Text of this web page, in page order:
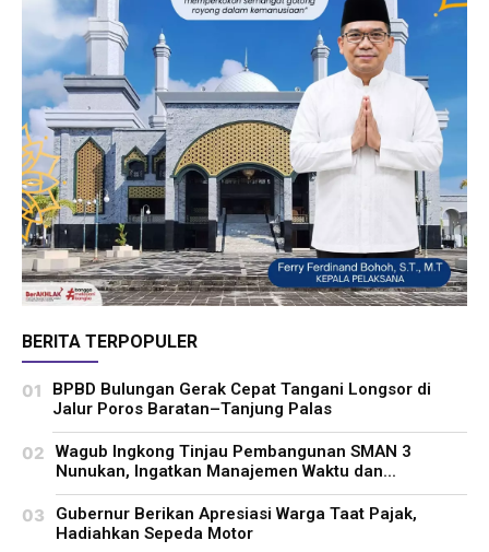
BERITA TERPOPULER
BPBD Bulungan Gerak Cepat Tangani Longsor di
Jalur Poros Baratan–Tanjung Palas
Wagub Ingkong Tinjau Pembangunan SMAN 3
Nunukan, Ingatkan Manajemen Waktu dan...
Gubernur Berikan Apresiasi Warga Taat Pajak,
Hadiahkan Sepeda Motor